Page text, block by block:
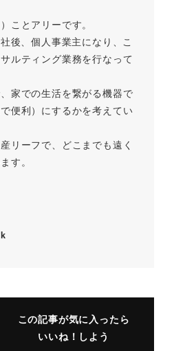
とアリーです。
後、個人事業主になり、こ
ルティング業務を行なって
家での生活を繋がる機器で
便利）にするかを考えてい
リーフで、どこまでも遠く
す。
この記事が気に入ったら
いいね！しよう